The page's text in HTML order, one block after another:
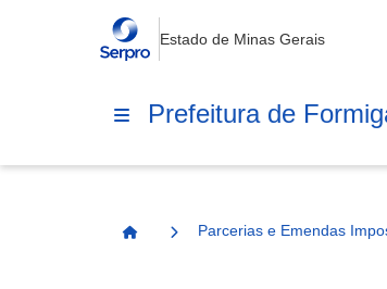
Estado de Minas Gerais
Prefeitura de
Página Inicial
Parcerias e Emendas